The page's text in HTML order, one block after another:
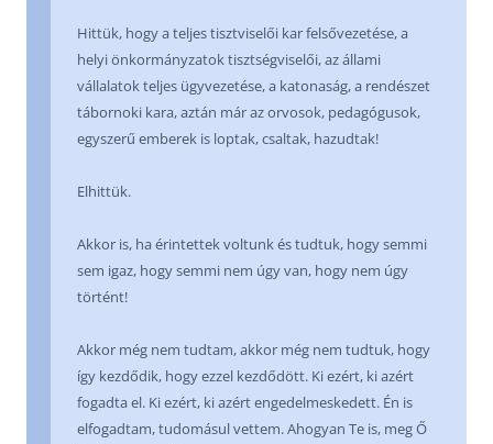
Hittük, hogy a teljes tisztviselői kar felsővezetése, a
helyi önkormányzatok tisztségviselői, az állami
vállalatok teljes ügyvezetése, a katonaság, a rendészet
tábornoki kara, aztán már az orvosok, pedagógusok,
egyszerű emberek is loptak, csaltak, hazudtak!
Elhittük.
Akkor is, ha érintettek voltunk és tudtuk, hogy semmi
sem igaz, hogy semmi nem úgy van, hogy nem úgy
történt!
Akkor még nem tudtam, akkor még nem tudtuk, hogy
így kezdődik, hogy ezzel kezdődött. Ki ezért, ki azért
fogadta el. Ki ezért, ki azért engedelmeskedett. Én is
elfogadtam, tudomásul vettem. Ahogyan Te is, meg Ő